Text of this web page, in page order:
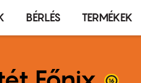
BÉRLÉS TERMÉKEK